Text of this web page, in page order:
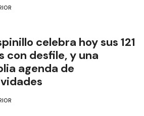
celebra hoy sus 121
con desfile, y una
agenda de